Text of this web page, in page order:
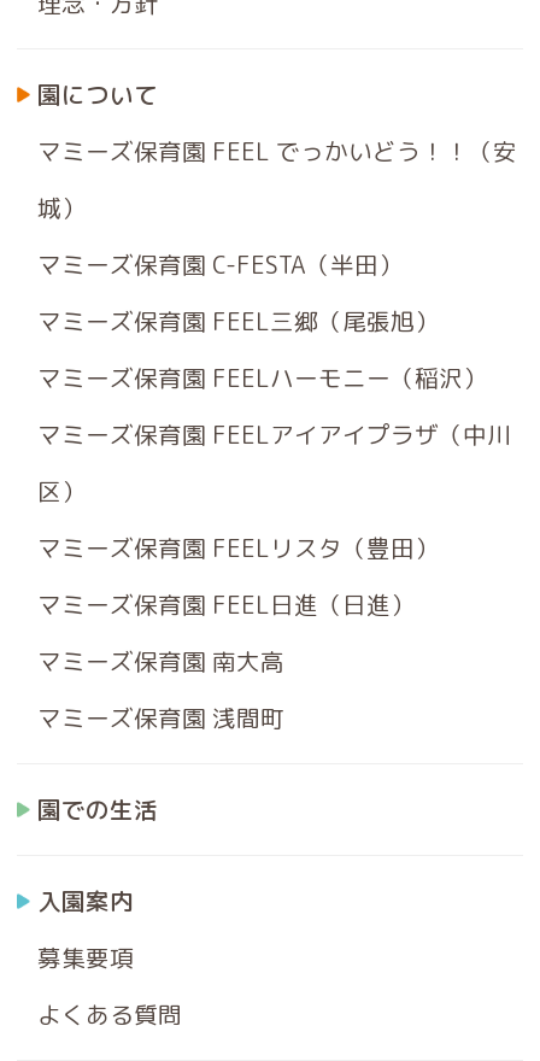
園について
マミーズ保育園 FEEL でっかいどう！！（安
城）
マミーズ保育園 C-FESTA（半田）
マミーズ保育園 FEEL三郷（尾張旭）
マミーズ保育園 FEELハーモニー（稲沢）
マミーズ保育園 FEELアイアイプラザ（中川
区）
マミーズ保育園 FEELリスタ（豊田）
マミーズ保育園 FEEL日進（日進）
マミーズ保育園 南大高
マミーズ保育園 浅間町
園での生活
入園案内
募集要項
よくある質問